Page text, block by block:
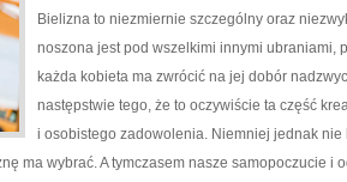
Bielizna to niezmiernie szczególny oraz
noszona jest pod wszelkimi innymi ubraniami,
każda kobieta ma zwrócić na jej dobór
następstwie tego, że to oczywiście ta część
i osobistego zadowolenia. Niemniej jednak
ma wybrać. A tymczasem nasze samopoczucie i